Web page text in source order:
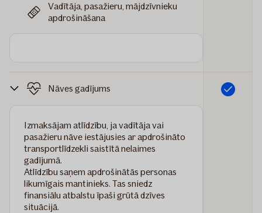
Vadītāja, pasažieru, mājdzīvnieku
apdrošināšana
Nāves gadījums
Izmaksājam atlīdzību, ja vadītāja vai
pasažieru nāve iestājusies ar apdrošināto
transportlīdzekli saistītā nelaimes
gadījumā.
Atlīdzību saņem apdrošinātās personas
likumīgais mantinieks. Tas sniedz
finansiālu atbalstu īpaši grūtā dzīves
situācijā.
Iekļauts